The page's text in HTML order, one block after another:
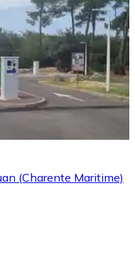
(Charente Maritime)